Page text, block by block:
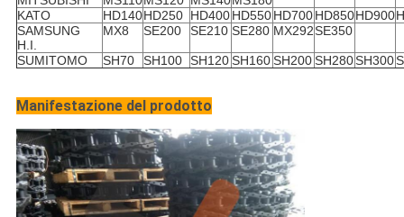
KATO
HD140HD250 HD400HD550HD700HD850HD900
SAMSUNG
H.I.
MX8 SE200 SE210 SE280 MX292SE350
SUMITOMO SH70 SH100 SH120SH160SH200SH280SH300
Manifestazione del prodotto